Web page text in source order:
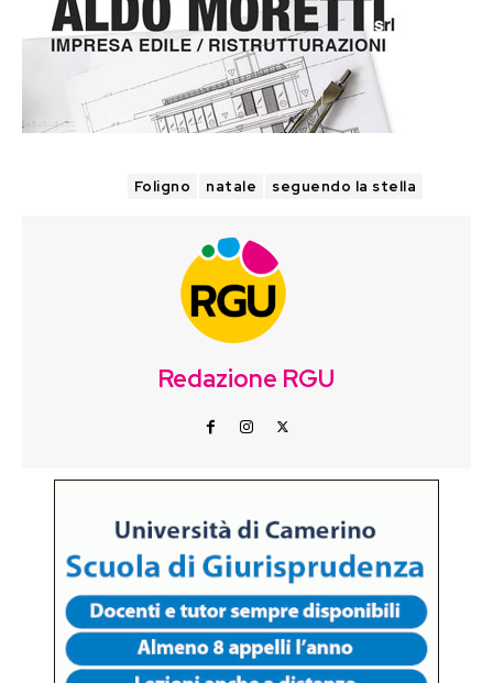
Foligno natale seguendo la stella
Redazione RGU